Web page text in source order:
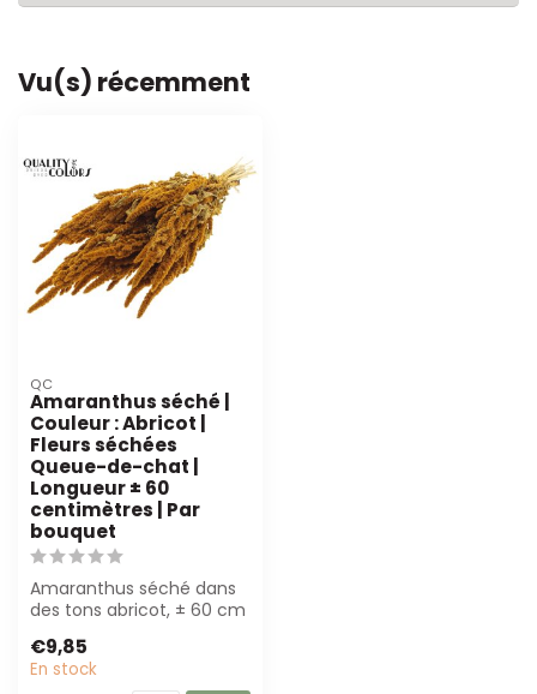
Vu(s) récemment
QC
Amaranthus séché |
Couleur : Abricot |
Fleurs séchées
Queue-de-chat |
Longueur ± 60
centimètres | Par
bouquet
Amaranthus séché dans
des tons abricot, ± 60 cm
bouque...
€9,85
En stock